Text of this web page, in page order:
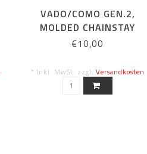
VADO/COMO GEN.2,
MOLDED CHAINSTAY
PROTECTOR
€10,00
* Inkl. MwSt. zzgl. Versandkosten